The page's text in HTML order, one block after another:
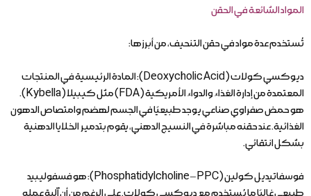
المواد الشائعة في الحقن
تُستخدم عدة مواد في حقن التنحيف، من أبرزها:
ديوكسي كولات (Deoxycholic Acid): المادة الرئيسية في المنتجات
المعتمدة من إدارة الغذاء والدواء الأمريكية (FDA) مثل كيبيلا (Kybella).
هو حمض صفراوي صناعي يوجد طبيعيًا في الجسم لهضم وامتصاص الدهون
الغذائية. عند حقنه مباشرة في النسيج الدهني، يقوم بتدمير الخلايا الدهنية
بشكل انتقائي.
فوسفاتيديل كولين (Phosphatidylcholine – PPC): هو فسفوليبيد